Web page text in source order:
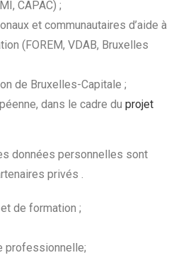
CAPAC) ;
et communautaires d’aide à
(FOREM, VDAB, Bruxelles
de Bruxelles-Capitale ;
dans le cadre du projet
données personnelles sont
privés .
de formation ;
professionnelle;